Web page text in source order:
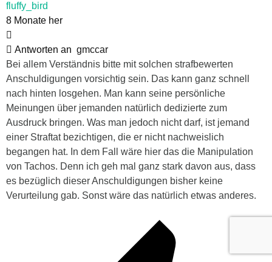
fluffy_bird
8 Monate her
Antworten an gmccar
Bei allem Verständnis bitte mit solchen strafbewerten
Anschuldigungen vorsichtig sein. Das kann ganz schnell
nach hinten losgehen. Man kann seine persönliche
Meinungen über jemanden natürlich dedizierte zum
Ausdruck bringen. Was man jedoch nicht darf, ist jemand
einer Straftat bezichtigen, die er nicht nachweislich
begangen hat. In dem Fall wäre hier das die Manipulation
von Tachos. Denn ich geh mal ganz stark davon aus, dass
es bezüglich dieser Anschuldigungen bisher keine
Verurteilung gab. Sonst wäre das natürlich etwas anderes.